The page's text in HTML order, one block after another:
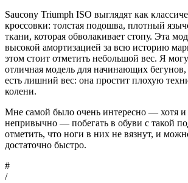
Saucony Triumph ISO выглядят как
кроссовки: толстая подошва, плотный
ткани, которая обволакивает стопу. Эта
высокой амортизацией за всю историю
этом стоит отметить небольшой вес. Я могу
отличная модель для начинающих бегунов,
есть лишний вес: она простит плохую
колени.
Мне самой было очень интересно — хотя
непривычно — побегать в обуви с такой
отметить, что ноги в них не вязнут, и
достаточно быстро.
#
/